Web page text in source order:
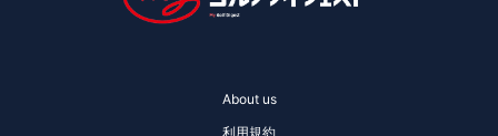
About us
利用規約